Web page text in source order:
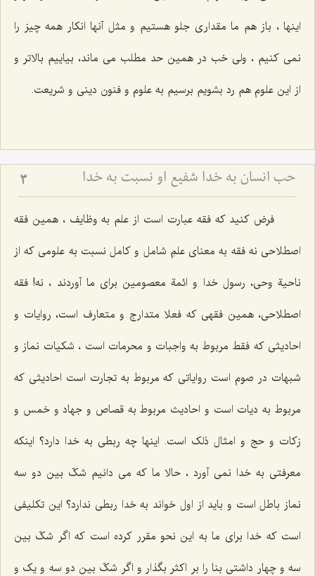
اینها ، باز هم ما مقداری جلو هستیم و مثل آنها انکار همه چیز را
نمی کنیم ، ولی خب در همین حد مطلب می ماند، بیاییم بالاتر و
از این علوم هم رد بشویم برسیم به علوم و فنون دینی و شریعت.
حب انسان به خدا شفیع او نسبت به خدا 3
فرض کنید که فقه عبارت است از علم به وظایف ، همین فقه
اصطلاحی نه فقه به معنای علمِ شامل و کامل نسبت به علومی که از
ناحیة وحی، رسول خدا و ائمة معصومین برای ما آوردند ، نه! فقه
اصطلاحی، همین فقهی که فعلا متدارج و متعارف است، روایات و
احادیثی که فقط مربوط به واجبات و محرمات است ، شکیات نماز و
شبهات در صوم است روایاتی که مربوط به تجارت است احادیثی که
مربوط به دیات است و احادیث مربوط به قصاص و جهاد و خمس و
زکات و حج و امثال ذلک است. اینها چه ربطی به خدا دارد؟ اینکه
معرفتی به خدا نمی آورد ، حالا ما که می دانیم شکّ بین دو سه
نماز باطل است و باید از اول خواند به خدا ربطی ندارد؟ این تکلیفی
است که خدا برای ما به این نحو مقرر کرده است که اگر شکّ بین
سه و چهار داشتی بنا را بر اکثر بگذار و اگر شکّ بین دو سه و یک و